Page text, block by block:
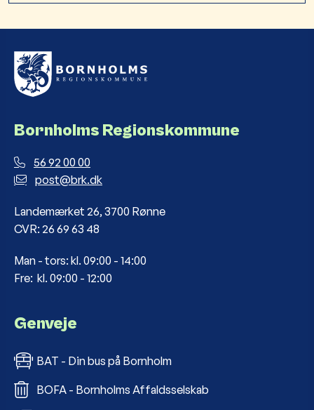
Bornholms Regionskommune
56 92 00 00
post@brk.dk
Landemærket 26, 3700 Rønne
CVR: 26 69 63 48
Man - tors: kl. 09:00 - 14:00
Fre: kl. 09:00 - 12:00
Genveje
BAT - Din bus på Bornholm
BOFA - Bornholms Affaldsselskab